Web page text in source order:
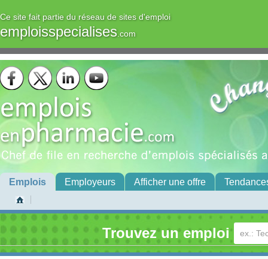
Ce site fait partie du réseau de sites d'emploi
emploisspecialises.com
Emplois Employeurs Afficher une offre
Trouvez un emploi